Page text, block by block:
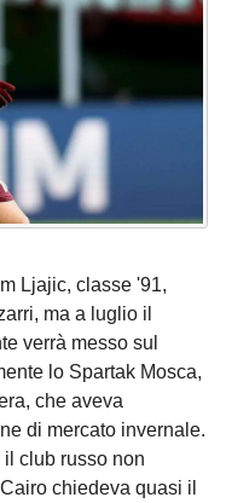
Ljajic, classe '91,
ma a luglio il
verrà messo sul
lo Spartak Mosca,
che aveva
di mercato invernale.
club russo non
chiedeva quasi il